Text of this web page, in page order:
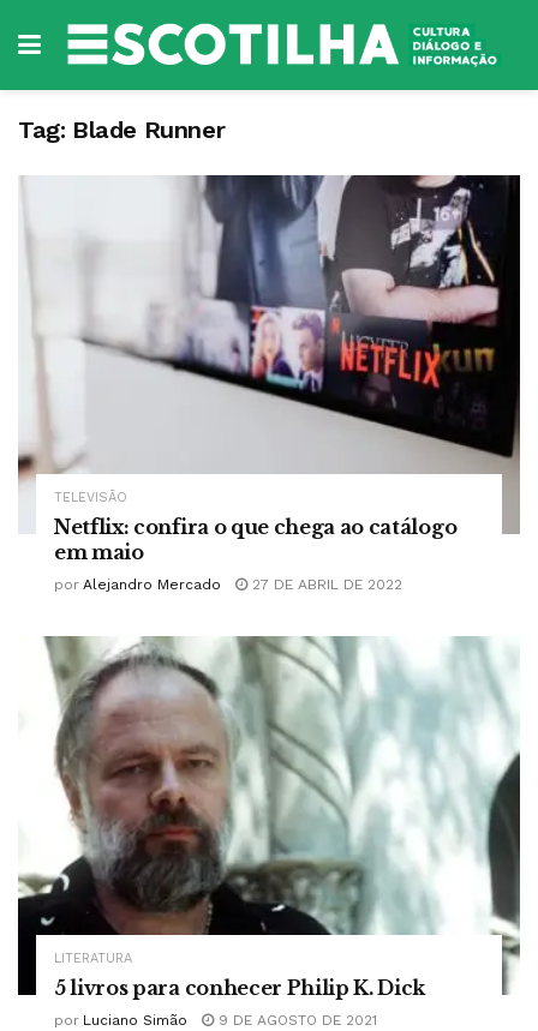
Tag: Blade Runner
TELEVISÃO
Netflix: confira o que chega ao catálogo
em maio
por Alejandro Mercado 27 DE ABRIL DE 2022
LITERATURA
5 livros para conhecer Philip K. Dick
por Luciano Simão 9 DE AGOSTO DE 2021